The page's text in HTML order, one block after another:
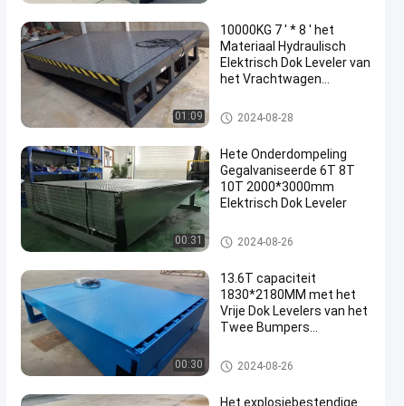
01:09
10000KG 7 ' * 8 ' het
Materiaal Hydraulisch
Elektrisch Dok Leveler van
het Vrachtwagen
elektrisch dok leveler
2024-08-28
00:31
Hete Onderdompeling
Gegalvaniseerde 6T 8T
10T 2000*3000mm
Elektrisch Dok Leveler
elektrisch dok leveler
2024-08-26
00:30
13.6T capaciteit
1830*2180MM met het
Vrije Dok Levelers van het
Twee Bumpers
elektrisch dok leveler
2024-08-26
Het explosiebestendige